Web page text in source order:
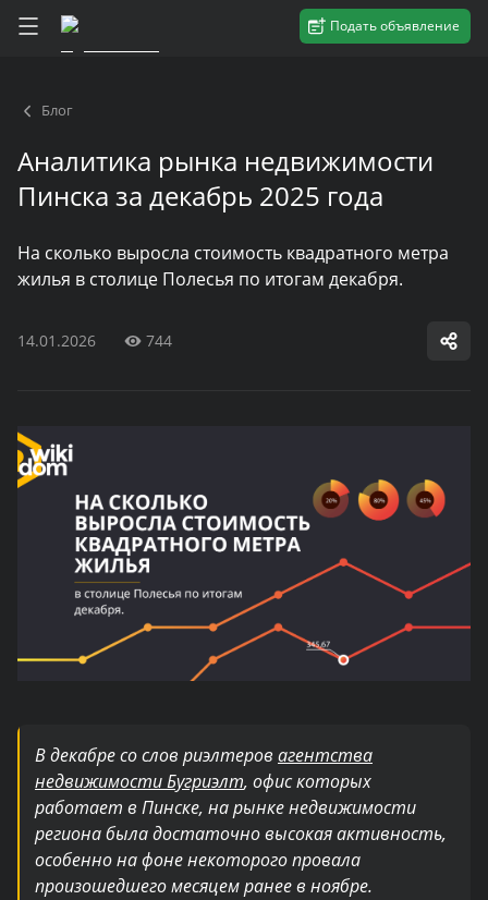
Подать объявление
Блог
Аналитика рынка недвижимости
Пинска за декабрь 2025 года
На сколько выросла стоимость квадратного метра
жилья в столице Полесья по итогам декабря.
14.01.2026 744
В декабре со слов риэлтеров агентства
недвижимости Бугриэлт, офис которых
работает в Пинске, на рынке недвижимости
региона была достаточно высокая активность,
особенно на фоне некоторого провала
произошедшего месяцем ранее в ноябре.